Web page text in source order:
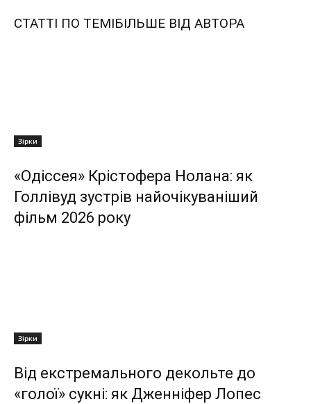
СТАТТІ ПО ТЕМІБІЛЬШЕ ВІД АВТОРА
Зірки
«Одіссея» Крістофера Нолана: як
Голлівуд зустрів найочікуваніший
фільм 2026 року
Зірки
Від екстремального декольте до
«голої» сукні: як Дженніфер Лопес